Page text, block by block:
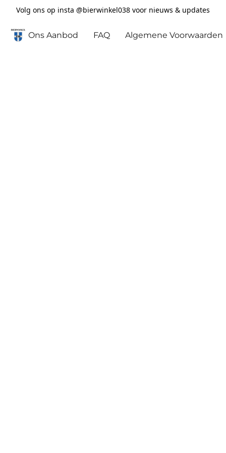
Volg ons op insta @bierwinkel038 voor nieuws & updates
Ons Aanbod FAQ Algemene Voorwaarden